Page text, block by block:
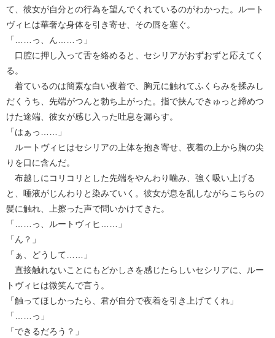
て、彼女が自分との行為を望んでくれているのがわかった。ルート
ヴィヒは華奢な身体を引き寄せ、その唇を塞ぐ。
「……っ、ん……っ」
口腔に押し入って舌を絡めると、セシリアがおずおずと応えてく
る。
着ているのは簡素な白い夜着で、胸元に触れてふくらみを揉みし
だくうち、先端がつんと勃ち上がった。指で挟んできゅっと締めつ
けた途端、彼女が感じ入った吐息を漏らす。
「はぁっ……」
ルートヴィヒはセシリアの上体を抱き寄せ、夜着の上から胸の尖
りを口に含んだ。
布越しにコリコリとした先端をやんわり噛み、強く吸い上げる
と、唾液がじんわりと染みていく。彼女が息を乱しながらこちらの
髪に触れ、上擦った声で問いかけてきた。
「……っ、ルートヴィヒ……」
「ん？」
「ぁ、どうして……」
直接触れないことにもどかしさを感じたらしいセシリアに、ルー
トヴィヒは微笑んで言う。
「触ってほしかったら、君が自分で夜着を引き上げてくれ」
「……っ」
「できるだろう？」